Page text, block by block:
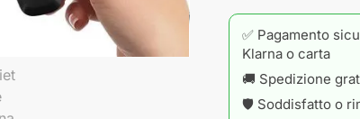
✅ Pagamento
Klarna o carta
🚚 Spedizione
🛡️ Soddisfatto o